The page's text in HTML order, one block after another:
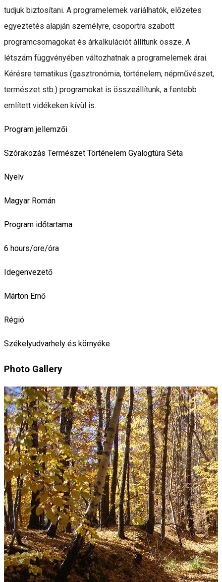
tudjuk biztosítani. A programelemek variálhatók, előzetes
egyeztetés alapján személyre, csoportra szabott
programcsomagokat és árkalkulációt állítunk össze. A
létszám függvényében változhatnak a programelemek árai.
Kérésre tematikus (gasztronómia, történelem, népművészet,
természet stb.) programokat is összeállítunk, a fentebb
említett vidékeken kívül is.
Program jellemzői
Szórakozás Természet Történelem Gyalogtúra Séta
Nyelv
Magyar Román
Program időtartama
6 hours/ore/óra
Idegenvezető
Márton Ernő
Régió
Székelyudvarhely és környéke
Photo Gallery